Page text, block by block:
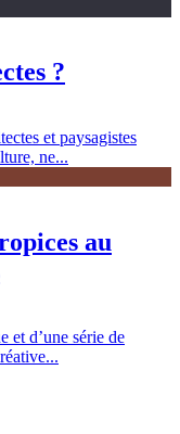
?
et paysagistes
ne...
au
et d’une série de